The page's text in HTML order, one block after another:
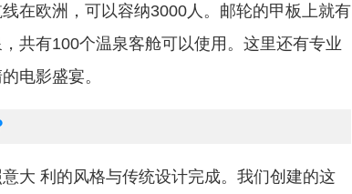
在欧洲，可以容纳3000人。邮轮的甲板上就有
共有100个温泉客舱可以使用。这里还有专业
电影盛宴。
大 利的风格与传统设计完成。我们创建的这